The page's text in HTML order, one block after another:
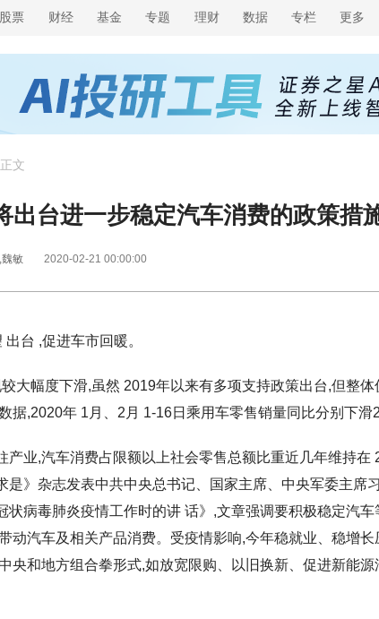
股票 财经 基金 专题 理财 数据 专栏 更多
正文
出台进一步稳定汽车消费的政策措
敏 2020-02-21 00:00:00
台 ,促进车市回暖。
大幅度下滑,虽然 2019年以来有多项支持政策出台,但整
据,2020年 1月、2月 1-16日乘用车零售销量同比分别下滑
产业,汽车消费占限额以上社会零售总额比重近几年维持在
是》杂志发表中共中央总书记、国家主席、中央军委主席
状病毒肺炎疫情工作时的讲 话》,文章强调要积极稳定汽
动汽车及相关产品消费。受疫情影响,今年稳就业、稳增
央和地方组合拳形式,如放宽限购、以旧换新、促进新能